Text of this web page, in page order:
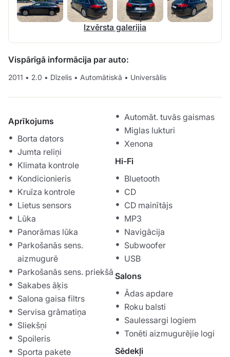
Izvērsta galerijia
Vispārīgā informācija par auto:
2011 • 2.0 • Dīzelis • Automātiskā • Universālis
Aprīkojums
Borta dators
Jumta reliņi
Klimata kontrole
Kondicionieris
Kruīza kontrole
Lietus sensors
Lūka
Panorāmas lūka
Parkošanās sens.
aizmugurē
Parkošanās sens. priekšā
Sakabes āķis
Salona gaisa filtrs
Servisa grāmatiņa
Sliekšņi
Spoileris
Sporta pakete
Automāt. tuvās gaismas
Miglas lukturi
Xenona
Hi-Fi
Bluetooth
CD
CD mainītājs
MP3
Navigācija
Subwoofer
USB
Salons
Ādas apdare
Roku balsti
Saulessargi logiem
Tonēti aizmugurējie logi
Sēdekļi